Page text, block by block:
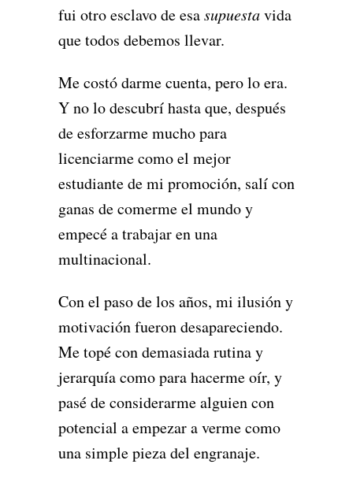
fui otro esclavo de esasupuestavida
que todos debemos llevar.
Me costó darme cuenta, pero lo era.
Y no lo descubrí hasta que, después
de esforzarme mucho para
licenciarme como el mejor
estudiante de mi promoción, salí con
ganas de comerme el mundo y
empecé a trabajar en una
multinacional.
Con el paso de los años, mi ilusión y
motivación fueron desapareciendo.
Me topé con demasiada rutina y
jerarquía como para hacerme oír, y
pasé de considerarme alguien con
potencial a empezar a verme como
una simple pieza del engranaje.